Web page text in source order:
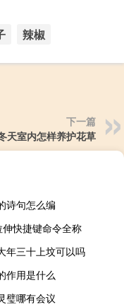
辣椒
下一篇
天室内怎样养护花草
诗句怎么编
快捷键命令全称
年三十上坟可以吗
作用是什么
璧哪有会议